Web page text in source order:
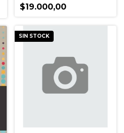
$19.000,00
SIN STOCK